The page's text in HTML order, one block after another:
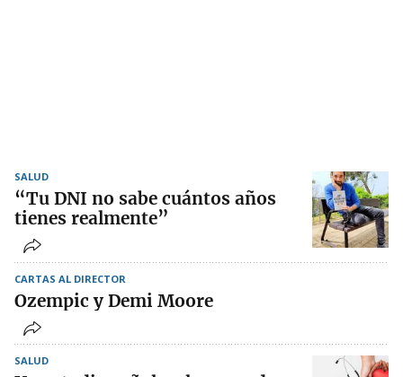
SALUD
“Tu DNI no sabe cuántos años
tienes realmente”
CARTAS AL DIRECTOR
Ozempic y Demi Moore
SALUD